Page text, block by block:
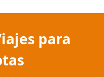
para